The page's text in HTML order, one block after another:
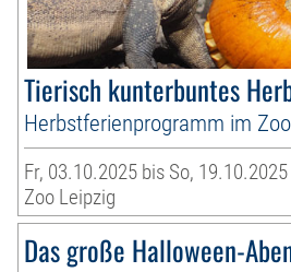
Tierisch kunterbuntes
Herbstferienprogramm im
Fr, 03.10.2025 bis So, 19.10.2025
Zoo Leipzig
Das große Halloween-